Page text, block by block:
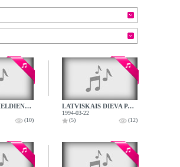
DIEVTURU LIELDIENA AR DIEVA DAUDZINĀJUMU
(10)
LATVISKAIS DIEVA PADOMS - DIEVTURU MĀRAS DAUDZINĀJUMS
1994-03-22
(5)
(12)